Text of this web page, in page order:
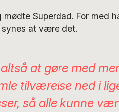
Superdad. For med
synes at være det.
at gøre med
tilværelse ned i
så alle kunne